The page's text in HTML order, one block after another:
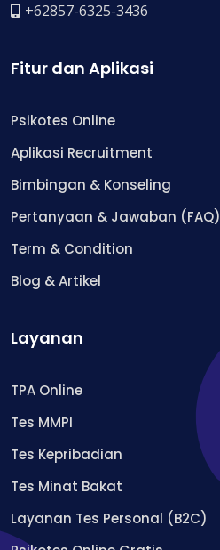
+62857-6325-3436
Fitur dan Aplikasi
Psikotes Online
Aplikasi Recruitment
Bimbingan & Konseling
Pertanyaan & Jawaban (FAQ)
Term & Condition
Blog & Artikel
Layanan
TPA Online
Tes MMPI
Tes Kepribadian
Tes Minat Bakat
Layanan Tes Personal (B2C)